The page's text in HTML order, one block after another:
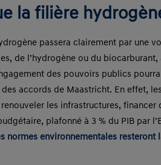
la filière
passera clairement par une
de l’hydrogène ou du biocarburant,
des pouvoirs publics
accords de Maastricht. En effet,
les infrastructures,
plafonné à 3 % du PIB par
environnementales